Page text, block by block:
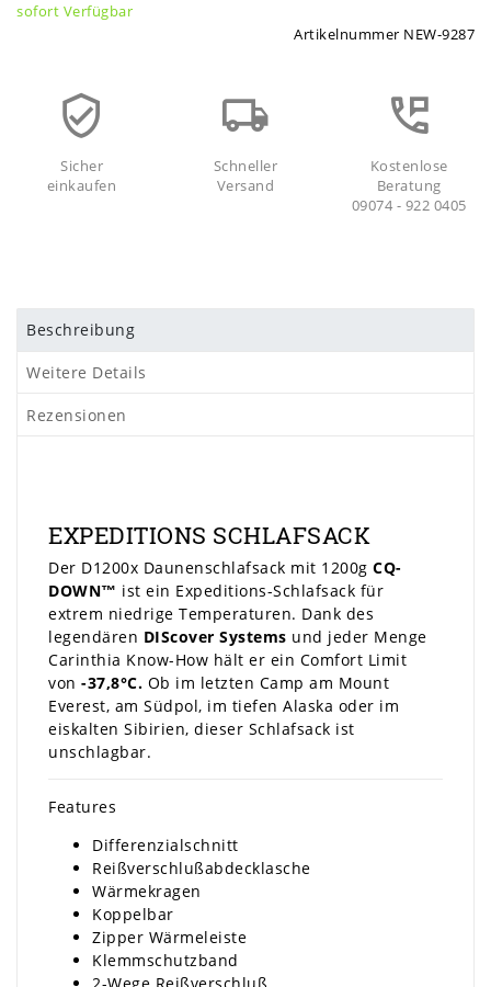
sofort Verfügbar
Artikelnummer NEW-9287
Sicher
einkaufen
Schneller
Versand
Kostenlose
Beratung
09074 - 922 0405
Beschreibung
Weitere Details
Rezensionen
EXPEDITIONS SCHLAFSACK
Der D1200x Daunenschlafsack mit 1200g CQ-
DOWN™ ist ein Expeditions-Schlafsack für
extrem niedrige Temperaturen. Dank des
legendären DIScover Systems und jeder Menge
Carinthia Know-How hält er ein Comfort Limit
von -37,8°C. Ob im letzten Camp am Mount
Everest, am Südpol, im tiefen Alaska oder im
eiskalten Sibirien, dieser Schlafsack ist
unschlagbar.
Features
Differenzialschnitt
Reißverschlußabdecklasche
Wärmekragen
Koppelbar
Zipper Wärmeleiste
Klemmschutzband